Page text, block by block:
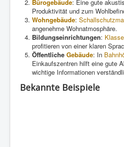
Bürogebäude: Eine gute
Produktivität und zum
Wohngebäude:
angenehme Wohnatmosphäre.
Bildungseinrichtungen:
profitieren von einer klaren
Öffentliche Gebäude: In
Einkaufszentren hilft eine gute
wichtige Informationen
Bekannte Beispiele